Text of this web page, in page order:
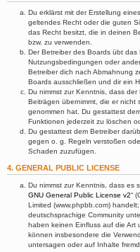
Du erklärst mit der Erstellung
geltendes Recht oder die guten
das Recht besitzt, die in deinen
bzw. zu verwenden.
Der Betreiber des Boards übt
Nutzungsbedingungen oder
Betreiber dich nach Abmahnung
Boards ausschließen und dir ein
Du nimmst zur Kenntnis, dass
Beiträgen übernimmt, die er nicht
genommen hat. Du gestattest
Funktionen jederzeit zu löschen
Du gestattest dem Betreiber
gegen o. g. Regeln verstoßen
Schaden zuzufügen.
4. GENERAL PUBLIC LICENSE
Du nimmst zur Kenntnis, dass es
GNU General Public License v2“
Limited (www.phpbb.com)
deutschsprachige Community
haben keinen Einfluss auf die Art
können insbesondere die
untersagen oder auf Inhalte